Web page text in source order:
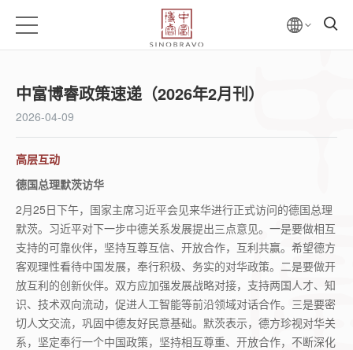
中富博睿政策速递（2026年2月刊）
2026-04-09
高层互动
德国总理默茨访华
2月25日下午，国家主席习近平会见来华进行正式访问的德国总理
默茨。习近平对下一步中德关系发展提出三点意见。一是要做相互
支持的可靠伙伴，坚持互尊互信、开放合作，互利共赢。希望德方
客观理性看待中国发展，奉行积极、务实的对华政策。二是要做开
放互利的创新伙伴。双方应加强发展战略对接，支持两国人才、知
识、技术双向流动，促进人工智能等前沿领域对话合作。三是要密
切人文交流，巩固中德友好民意基础。默茨表示，德方珍视对华关
系，坚定奉行一个中国政策，坚持相互尊重、开放合作，不断深化